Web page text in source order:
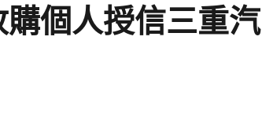
個人授信三重汽